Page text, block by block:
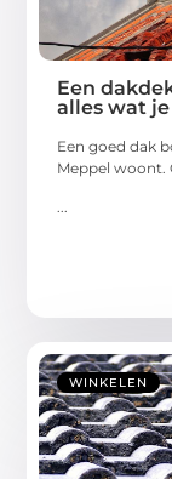
Een
alles wat
Een goed dak
Meppel woont.
...
WINKELEN